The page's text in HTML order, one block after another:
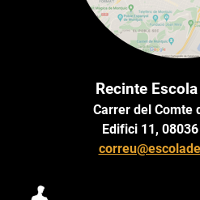
Recinte
Carrer del Comte
Edifici 11,